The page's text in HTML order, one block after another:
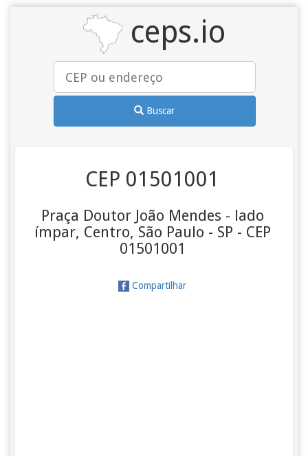
ceps.io
Buscar
CEP 01501001
Praça Doutor João Mendes - lado
ímpar, Centro, São Paulo - SP - CEP
01501001
Compartilhar